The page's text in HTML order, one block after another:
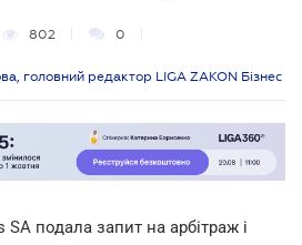
802 0
головний редактор LIGA ZAKON Бізнес
подала запит на арбітраж і